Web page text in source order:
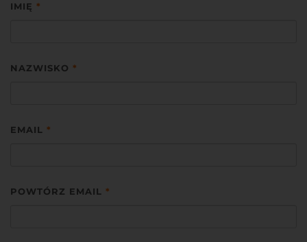
IMIĘ *
NAZWISKO *
EMAIL *
POWTÓRZ EMAIL *